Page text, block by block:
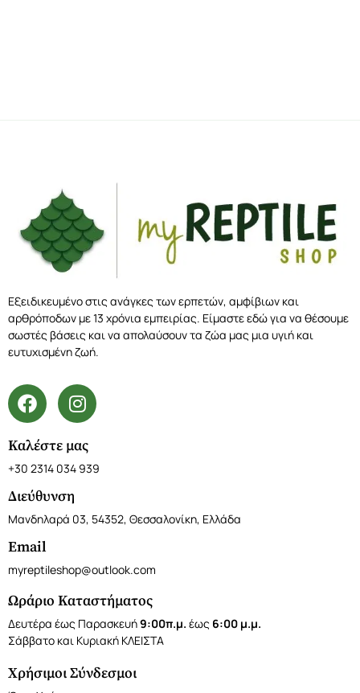
Εξειδικευμένο στις ανάγκες των ερπετών, αμφίβιων και
αρθρόποδων με 13 χρόνια εμπειρίας. Είμαστε εδώ για να θέσουμε
σωστές βάσεις και να απολαύσουν τα ζώα μας μια υγιή και
ευτυχισμένη ζωή.
Καλέστε μας
+30 2314 034 939
Διεύθυνση
Μανδηλαρά 03, 54352, Θεσσαλονίκη, Ελλάδα
Email
myreptileshop@outlook.com
Ωράριο Καταστήματος
Δευτέρα έως Παρασκευή9:00π.μ. έως 6:00 μ.μ.
Σάββατο και Κυριακή ΚΛΕΙΣΤΑ
Χρήσιμοι Σύνδεσμοι